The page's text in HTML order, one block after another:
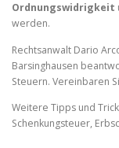
Ordnungswidrigkeit
werden.
Rechtsanwalt Dario
Barsinghausen
Steuern. Vereinbaren
Weitere Tipps und
Schenkungsteuer,